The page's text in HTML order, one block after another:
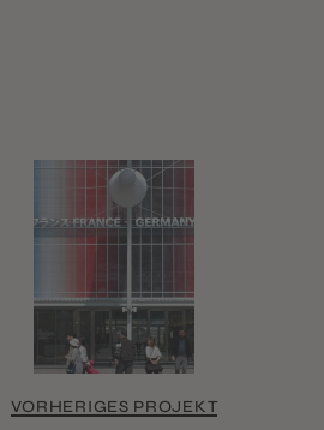
VORHERIGES PROJEKT